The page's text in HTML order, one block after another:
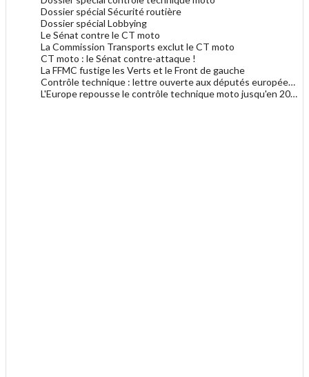
Dossier spécial Sécurité routière
Dossier spécial Lobbying
Le Sénat contre le CT moto
La Commission Transports exclut le CT moto
CT moto : le Sénat contre-attaque !
La FFMC fustige les Verts et le Front de gauche
Contrôle technique : lettre ouverte aux députés européens
L'Europe repousse le contrôle technique moto jusqu'en 2022